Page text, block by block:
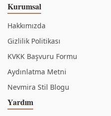
Kurumsal
Hakkımızda
Gizlilik Politikası
KVKK Başvuru Formu
Aydınlatma Metni
Nevmira Stil Blogu
Yardım